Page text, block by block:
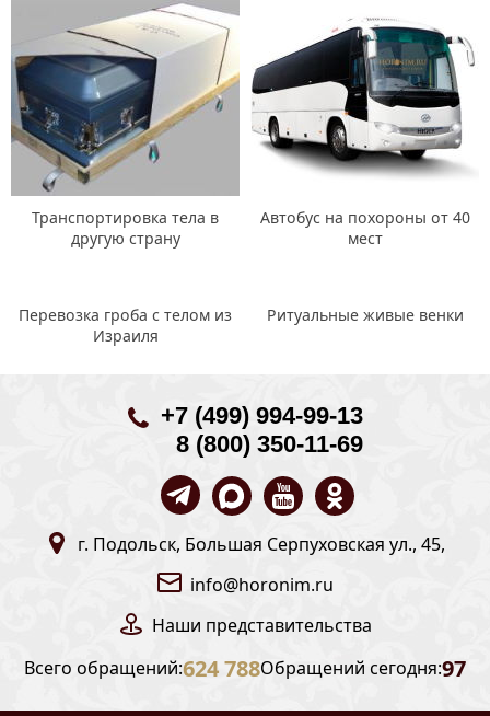
Транспортировка тела в
другую страну
Автобус на похороны от 40
мест
Перевозка гроба с телом из
Израиля
Ритуальные живые венки
+7 (499) 994-99-13
8 (800) 350-11-69
г. Подольск, Большая Серпуховская ул., 45,
info@horonim.ru
Наши представительства
Всего обращений:624 788Обращений сегодня:97